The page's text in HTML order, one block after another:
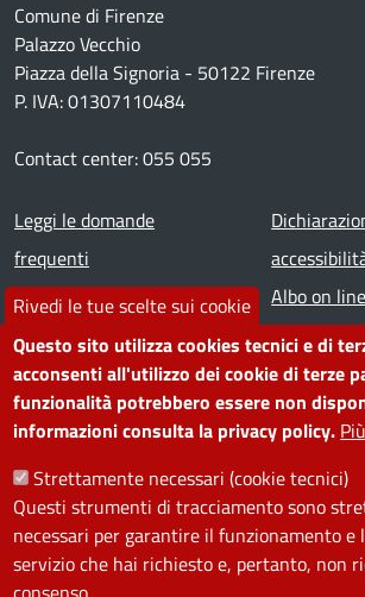
Rivedi le tue scelte sui cookie
Questo sito utilizza cookies tecnici e di
acconsenti all'utilizzo dei cookie di terze
funzionalità potrebbero essere non
informazioni consulta la privacy policy.
Strettamente necessari (cookie tecnici)
Questi strumenti di tracciamento sono
necessari per garantire il funzionamento e
servizio che hai richiesto e, pertanto, non
Comune di Firenze
Palazzo Vecchio
Piazza della Signoria - 50122 Firenze
P. IVA: 01307110484
Contact center: 055 055
Footer menu
Leggi le domande
frequenti
Prenota appuntamento
Segnala disservizio
Amministrazione
trasparente
Note legali
Albo on line
Redazione
Piano di
servizi
Contatti
SEGUICI SU
Facebook
Instagram
YouTube
Telegram
WhatsApp
TwitterLinkedin